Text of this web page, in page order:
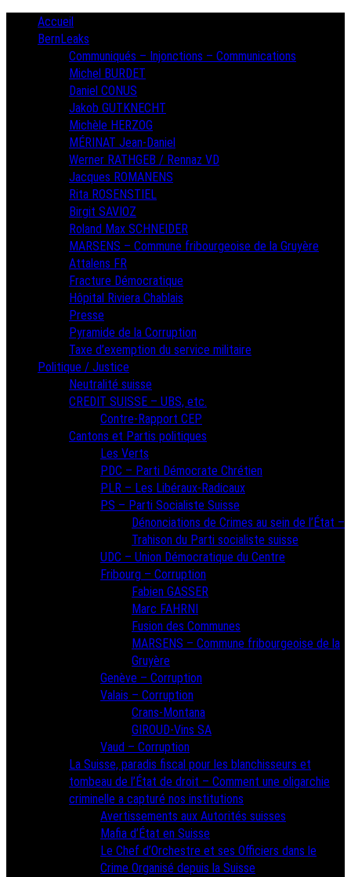
PrimaryAccueil
BernLeaks
Communiqués – Injonctions – Communications
Michel BURDET
Daniel CONUS
Jakob GUTKNECHT
Michèle HERZOG
MÉRINAT Jean-Daniel
Werner RATHGEB / Rennaz VD
Jacques ROMANENS
Rita ROSENSTIEL
Birgit SAVIOZ
Roland Max SCHNEIDER
MARSENS – Commune fribourgeoise de la Gruyère
Attalens FR
Fracture Démocratique
Hôpital Riviera Chablais
Presse
Pyramide de la Corruption
Taxe d’exemption du service militaire
Politique / Justice
Neutralité suisse
CREDIT SUISSE – UBS, etc.
Contre-Rapport CEP
Cantons et Partis politiques
Les Verts
PDC – Parti Démocrate Chrétien
PLR – Les Libéraux-Radicaux
PS – Parti Socialiste Suisse
Dénonciations de Crimes au sein de l’État –
Trahison du Parti socialiste suisse
UDC – Union Démocratique du Centre
Fribourg – Corruption
Fabien GASSER
Marc FAHRNI
Fusion des Communes
MARSENS – Commune fribourgeoise de la
Gruyère
Genève – Corruption
Valais – Corruption
Crans-Montana
GIROUD-Vins SA
Vaud – Corruption
La Suisse, paradis fiscal pour les blanchisseurs et
tombeau de l’État de droit – Comment une oligarchie
criminelle a capturé nos institutions
Avertissements aux Autorités suisses
Mafia d’État en Suisse
Le Chef d’Orchestre et ses Officiers dans le
Crime Organisé depuis la Suisse